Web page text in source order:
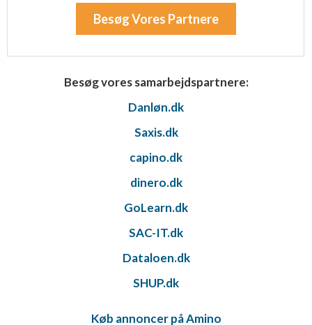
Besøg Vores Partnere
Besøg vores samarbejdspartnere:
Danløn.dk
Saxis.dk
capino.dk
dinero.dk
GoLearn.dk
SAC-IT.dk
Dataloen.dk
SHUP.dk
Køb annoncer på Amino